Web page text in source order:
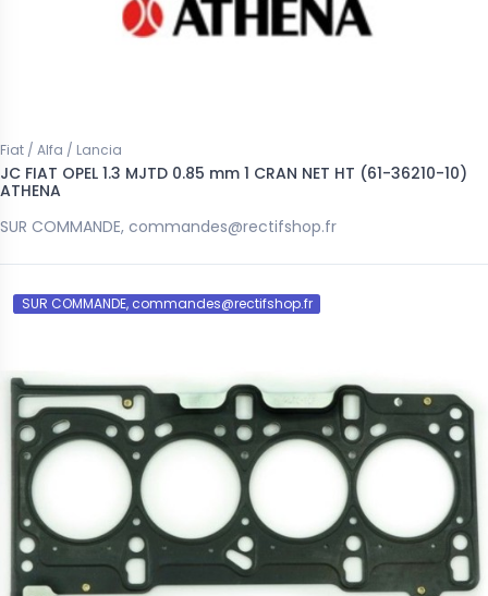
Fiat / Alfa / Lancia
JC FIAT OPEL 1.3 MJTD 0.85 mm 1 CRAN NET HT (61-36210-10)
ATHENA
SUR COMMANDE, commandes@rectifshop.fr
SUR COMMANDE, commandes@rectifshop.fr